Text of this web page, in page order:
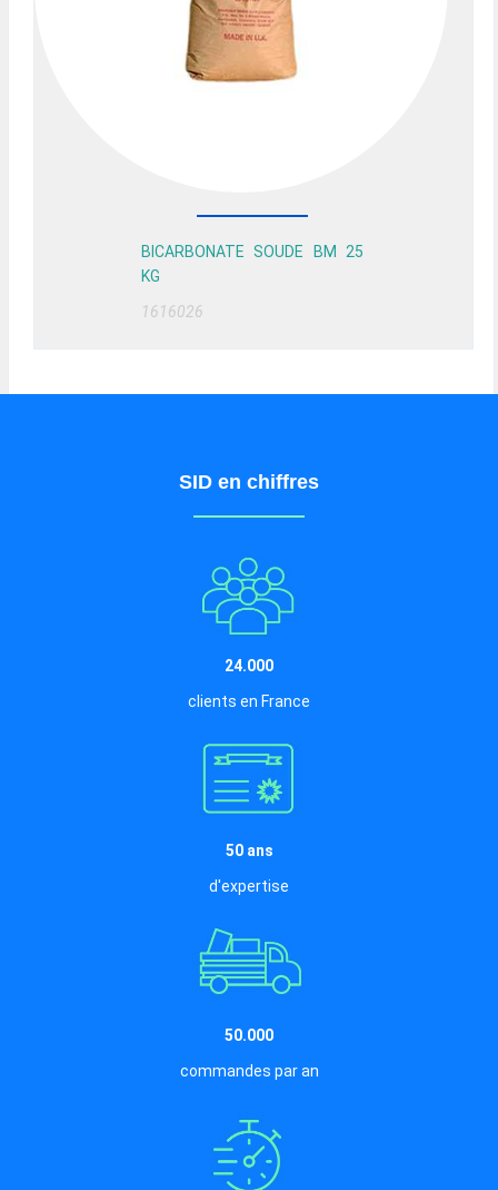
BICARBONATE SOUDE BM 25
KG
1616026
SID en chiffres
24.000
clients en France
50 ans
d'expertise
50.000
commandes par an